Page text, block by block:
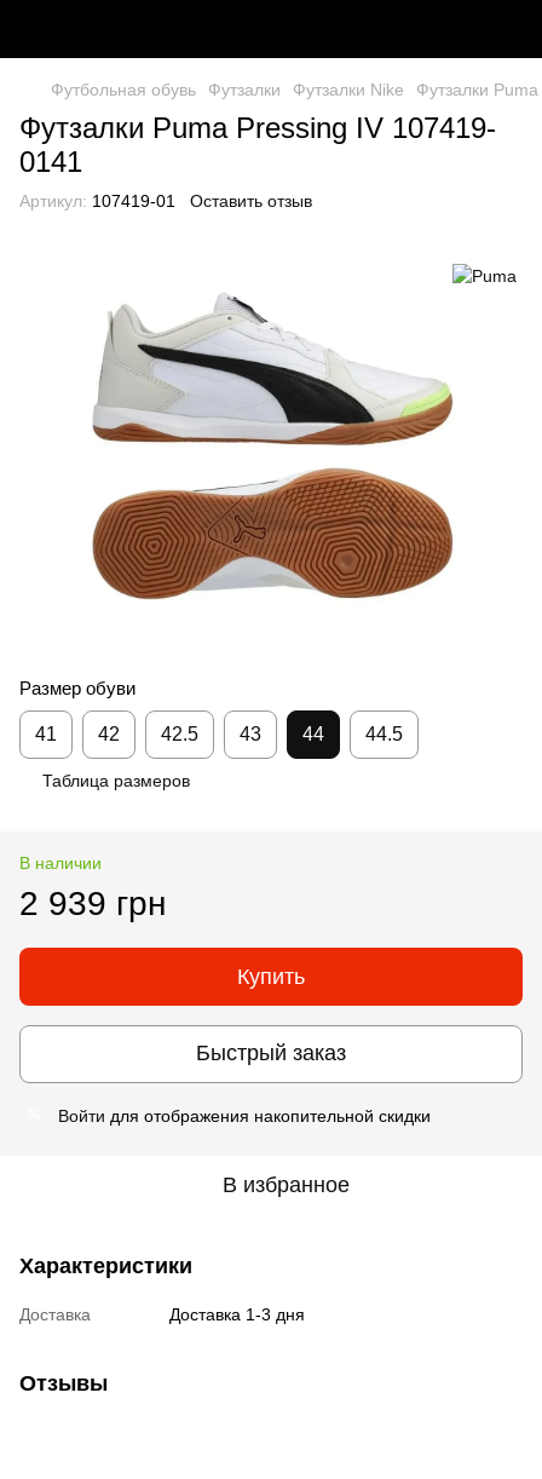
Футбольная обувь Футзалки Футзалки Nike Футзалки
Футзалки Puma Pressing IV 107419-
0141
Артикул: 107419-01 Оставить отзыв
Размер обуви
41 42 42.5 43 44 44.5
Таблица размеров
В наличии
2 939 грн
Купить
Быстрый заказ
Войти для отображения накопительной скидки
В избранное
Характеристики
Доставка Доставка 1-3 дня
Отзывы